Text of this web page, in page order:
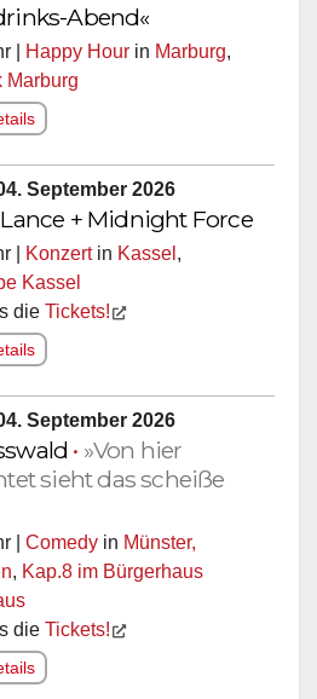
Abend«
| Happy Hour in Marburg,
Marburg
September 2026
+ Midnight Force
| Konzertin Kassel ,
Kassel
die Tickets!
September 2026
• »Von hier
sieht das scheiße
| Comedy in Münster,
, Kap.8 im Bürgerhaus
die Tickets!